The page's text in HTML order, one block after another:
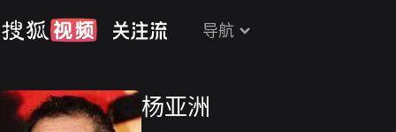
导航
杨亚洲